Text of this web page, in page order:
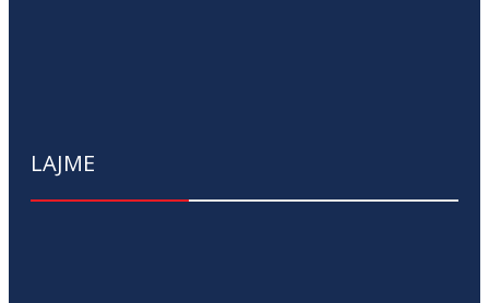
LAJME